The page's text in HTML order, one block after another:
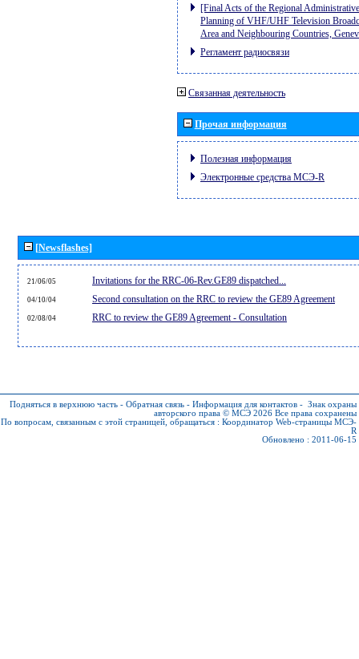
[Final Acts of the Regional
Planning of VHF/UHF Television
Area and Neighbouring Countries,
Регламент радиосвязи
Связанная деятельность
Прочая информация
Полезная информация
Электронные средства МСЭ-R
[Newsflashes]
21/06/05 Invitations for the RRC-06-Rev.GE89 dispatched...
04/10/04 Second consultation on the RRC to review the GE89 Agreement
02/08/04 RRC to review the GE89 Agreement - Consultation
Подняться в верхнюю часть - Обратная связь - Информация для контактов - Знак охраны
авторского права © МСЭ 2026 Все права сохранены
По вопросам, связанным с этой страницей, обращаться : Координатор Web-страницы МСЭ-
R
Обновлено : 2011-06-15